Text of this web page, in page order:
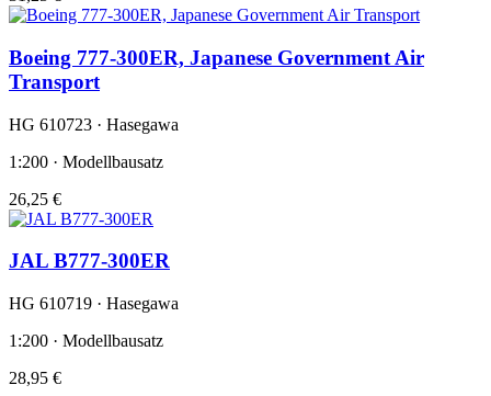
Boeing 777-300ER, Japanese Government Air
Transport
HG 610723 · Hasegawa
1:200 · Modellbausatz
26,25 €
JAL B777-300ER
HG 610719 · Hasegawa
1:200 · Modellbausatz
28,95 €